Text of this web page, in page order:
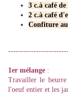
3 c.à café
2 c.à café
Confiture
1er mélange :
Travailler le beurre
l'oeuf entier et les